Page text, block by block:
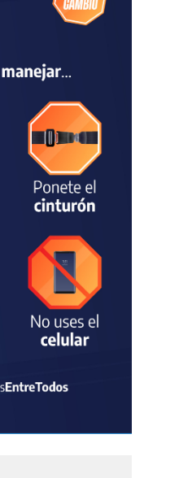
Juvenil de
vacaciones de invierno
una mejora en la
turística, aunque
mantiene la
por la crisis
03/08/2026
incorporó una
para
el monitoreo y la
ante eventos